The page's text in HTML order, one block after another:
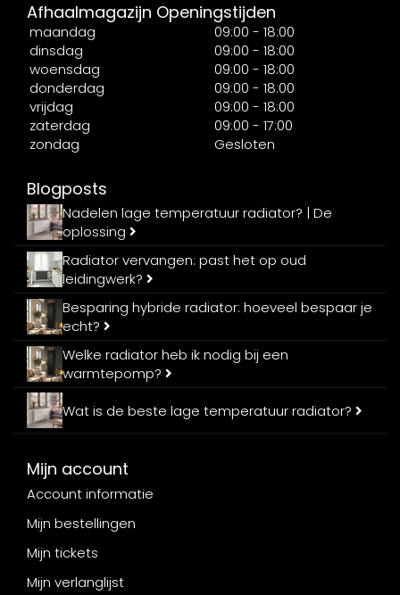
Afhaalmagazijn Openingstijden
maandag
09:00 - 18:00
dinsdag
09:00 - 18:00
woensdag
09:00 - 18:00
donderdag
09:00 - 18:00
vrijdag
09:00 - 18:00
zaterdag
09:00 - 17:00
zondag
Gesloten
Blogposts
Nadelen lage temperatuur radiator? | De
oplossing
Radiator vervangen: past het op oud
leidingwerk?
Besparing hybride radiator: hoeveel bespaar je
echt?
Welke radiator heb ik nodig bij een
warmtepomp?
Wat is de beste lage temperatuur radiator?
Mijn account
Account informatie
Mijn bestellingen
Mijn tickets
Mijn verlanglijst